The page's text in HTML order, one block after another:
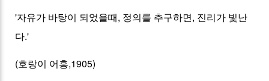
'자유가 바탕이 되었을때, 정의를 추구하면, 진리가 빛난
다.'
(호랑이 어흥,1905)